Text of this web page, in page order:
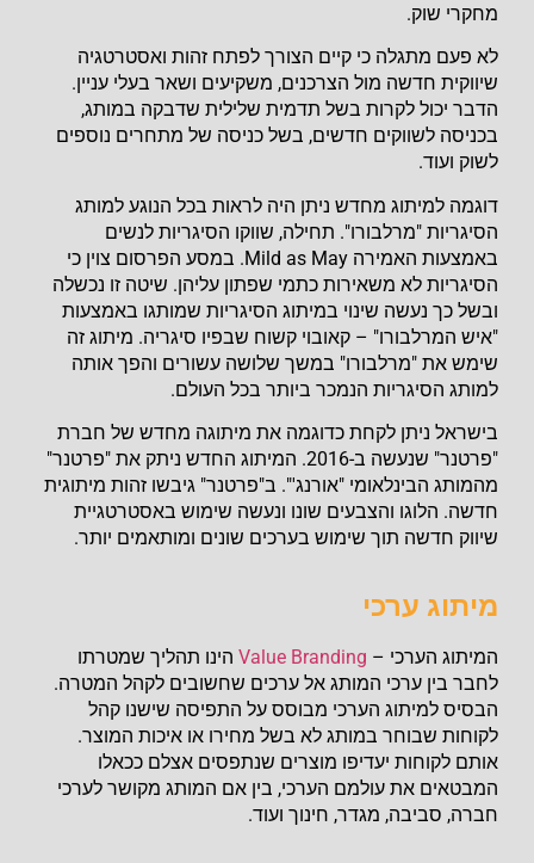
מחקרי שוק.
לא פעם מתגלה כי קיים הצורך לפתח זהות ואסטרטגיה
שיווקית חדשה מול הצרכנים, משקיעים ושאר בעלי עניין.
הדבר יכול לקרות בשל תדמית שלילית שדבקה במותג,
בכניסה לשווקים חדשים, בשל כניסה של מתחרים נוספים
לשוק ועוד.
דוגמה למיתוג מחדש ניתן היה לראות בכל הנוגע למותג
הסיגריות "מרלבורו". תחילה, שווקו הסיגריות לנשים
באמצעות האמירה Mild as May. במסע הפרסום צוין כי
הסיגריות לא משאירות כתמי שפתון עליהן. שיטה זו נכשלה
ובשל כך נעשה שינוי במיתוג הסיגריות שמותגו באמצעות
"איש המרלבורו" – קאובוי קשוח שבפיו סיגריה. מיתוג זה
שימש את "מרלבורו" במשך שלושה עשורים והפך אותה
למותג הסיגריות הנמכר ביותר בכל העולם.
בישראל ניתן לקחת כדוגמה את מיתוגה מחדש של חברת
"פרטנר" שנעשה ב-2016. המיתוג החדש ניתק את "פרטנר"
מהמותג הבינלאומי "אורנג'". ב"פרטנר" גיבשו זהות מיתוגית
חדשה. הלוגו והצבעים שונו ונעשה שימוש באסטרטגיית
שיווק חדשה תוך שימוש בערכים שונים ומותאמים יותר.
מיתוג ערכי
המיתוג הערכי – Value Brandingהינו תהליך שמטרתו
לחבר בין ערכי המותג אל ערכים שחשובים לקהל המטרה.
הבסיס למיתוג הערכי מבוסס על התפיסה שישנו קהל
לקוחות שבוחר במותג לא בשל מחירו או איכות המוצר.
אותם לקוחות יעדיפו מוצרים שנתפסים אצלם ככאלו
המבטאים את עולמם הערכי, בין אם המותג מקושר לערכי
חברה, סביבה, מגדר, חינוך ועוד.